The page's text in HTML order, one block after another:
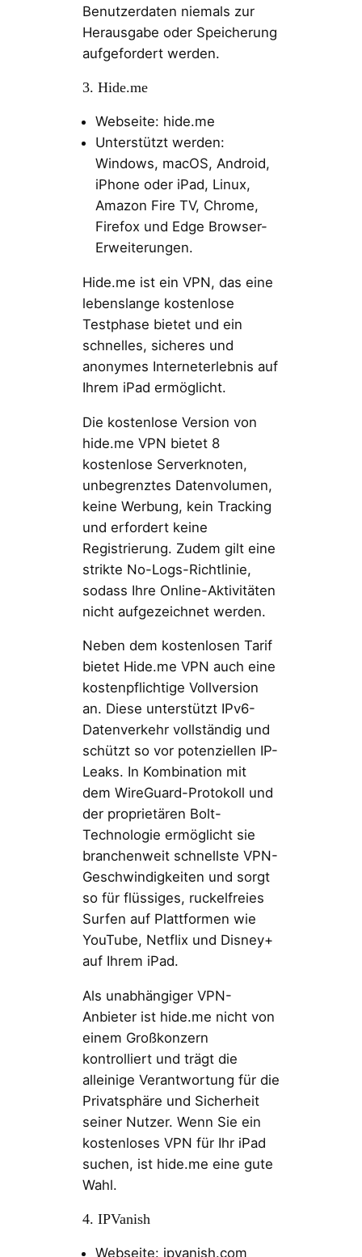
Benutzerdaten niemals zur
Herausgabe oder Speicherung
aufgefordert werden.
3. Hide.me
Webseite: hide.me
Unterstützt werden:
Windows, macOS, Android,
iPhone oder iPad, Linux,
Amazon Fire TV, Chrome,
Firefox und Edge Browser-
Erweiterungen.
Hide.me ist ein VPN, das eine
lebenslange kostenlose
Testphase bietet und ein
schnelles, sicheres und
anonymes Interneterlebnis auf
Ihrem iPad ermöglicht.
Die kostenlose Version von
hide.me VPN bietet 8
kostenlose Serverknoten,
unbegrenztes Datenvolumen,
keine Werbung, kein Tracking
und erfordert keine
Registrierung. Zudem gilt eine
strikte No-Logs-Richtlinie,
sodass Ihre Online-Aktivitäten
nicht aufgezeichnet werden.
Neben dem kostenlosen Tarif
bietet Hide.me VPN auch eine
kostenpflichtige Vollversion
an. Diese unterstützt IPv6-
Datenverkehr vollständig und
schützt so vor potenziellen IP-
Leaks. In Kombination mit
dem WireGuard-Protokoll und
der proprietären Bolt-
Technologie ermöglicht sie
branchenweit schnellste VPN-
Geschwindigkeiten und sorgt
so für flüssiges, ruckelfreies
Surfen auf Plattformen wie
YouTube, Netflix und Disney+
auf Ihrem iPad.
Als unabhängiger VPN-
Anbieter ist hide.me nicht von
einem Großkonzern
kontrolliert und trägt die
alleinige Verantwortung für die
Privatsphäre und Sicherheit
seiner Nutzer. Wenn Sie ein
kostenloses VPN für Ihr iPad
suchen, ist hide.me eine gute
Wahl.
4. IPVanish
Webseite: ipvanish.com